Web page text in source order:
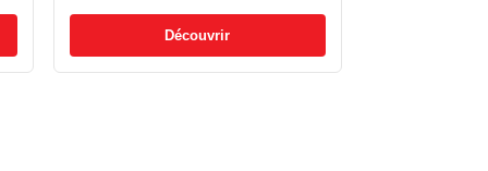
Découvrir